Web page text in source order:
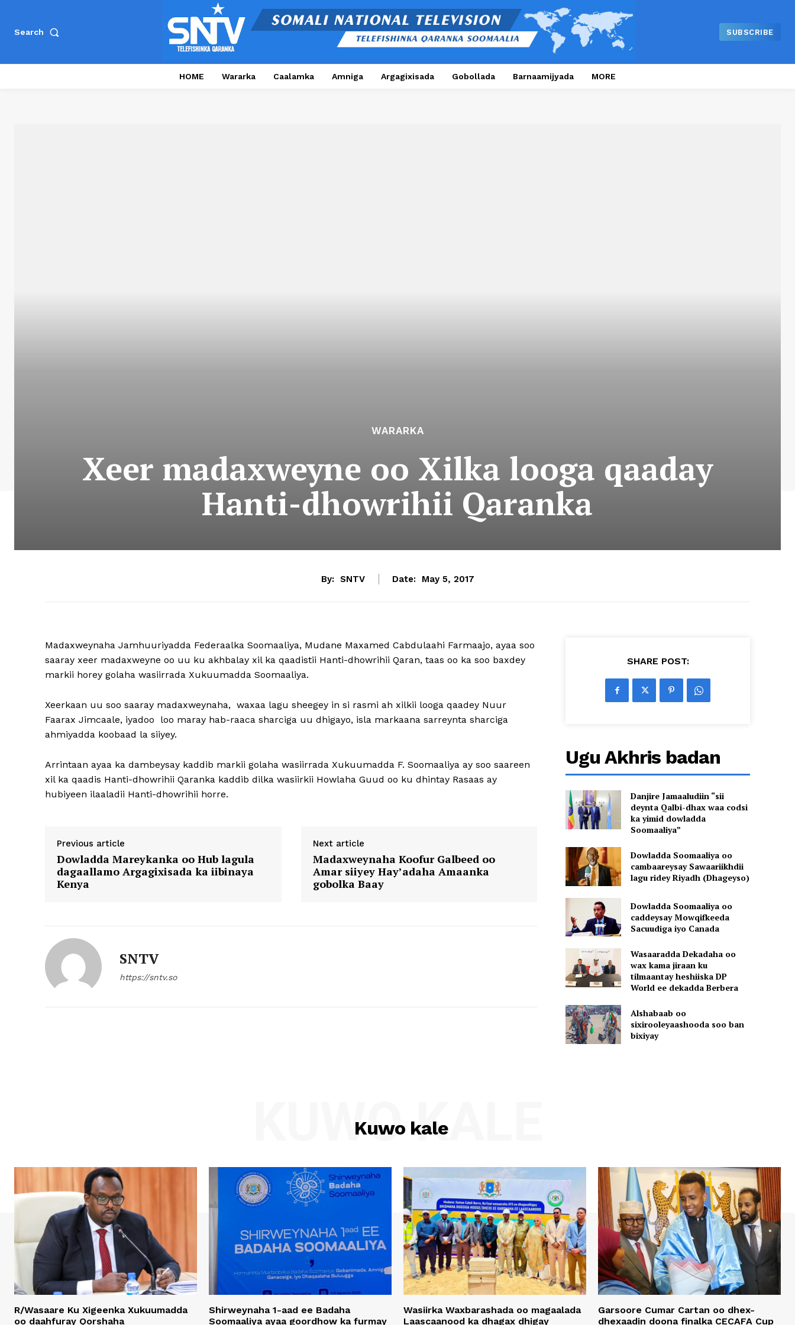
Search SUBSCRIBE
HOME Wararka Caalamka Amniga Argagixisada Gobollada Barnaamijyada MORE
WARARKA
Xeer madaxweyne oo Xilka looga qaaday
Hanti-dhowrihii Qaranka
By: SNTV Date: May 5, 2017
Madaxweynaha Jamhuuriyadda Federaalka Soomaaliya, Mudane Maxamed Cabdulaahi Farmaajo, ayaa soo
saaray xeer madaxweyne oo uu ku akhbalay xil ka qaadistii Hanti-dhowrihii Qaran, taas oo ka soo baxdey
markii horey golaha wasiirrada Xukuumadda Soomaaliya.
Xeerkaan uu soo saaray madaxweynaha, waxaa lagu sheegey in si rasmi ah xilkii looga qaadey Nuur
Faarax Jimcaale, iyadoo loo maray hab-raaca sharciga uu dhigayo, isla markaana sarreynta sharciga
ahmiyadda koobaad la siiyey.
Arrintaan ayaa ka dambeysay kaddib markii golaha wasiirrada Xukuumadda F. Soomaaliya ay soo saareen
xil ka qaadis Hanti-dhowrihii Qaranka kaddib dilka wasiirkii Howlaha Guud oo ku dhintay Rasaas ay
hubiyeen ilaaladii Hanti-dhowrihii horre.
Previous article
Dowladda Mareykanka oo Hub lagula
dagaallamo Argagixisada ka iibinaya
Kenya
Next article
Madaxweynaha Koofur Galbeed oo
Amar siiyey Hay’adaha Amaanka
gobolka Baay
SNTV
https://sntv.so
SHARE POST:
Ugu Akhris badan
Danjire Jamaaludiin “sii
deynta Qalbi-dhax waa codsi
ka yimid dowladda
Soomaaliya”
Dowladda Soomaaliya oo
cambaareysay Sawaariikhdii
lagu ridey Riyadh (Dhageyso)
Dowladda Soomaaliya oo
caddeysay Mowqifkeeda
Sacuudiga iyo Canada
Wasaaradda Dekadaha oo
wax kama jiraan ku
tilmaantay heshiiska DP
World ee dekadda Berbera
Alshabaab oo
sixirooleyaashooda soo ban
bixiyay
Kuwo kale
KUWO KALE
R/Wasaare Ku Xigeenka Xukuumadda
oo daahfuray Qorshaha
Shirweynaha 1-aad ee Badaha
Soomaaliya ayaa goordhow ka furmay
Wasiirka Waxbarashada oo magaalada
Laascaanood ka dhagax dhigay
Garsoore Cumar Cartan oo dhex-
dhexaadin doona finalka CECAFA Cup